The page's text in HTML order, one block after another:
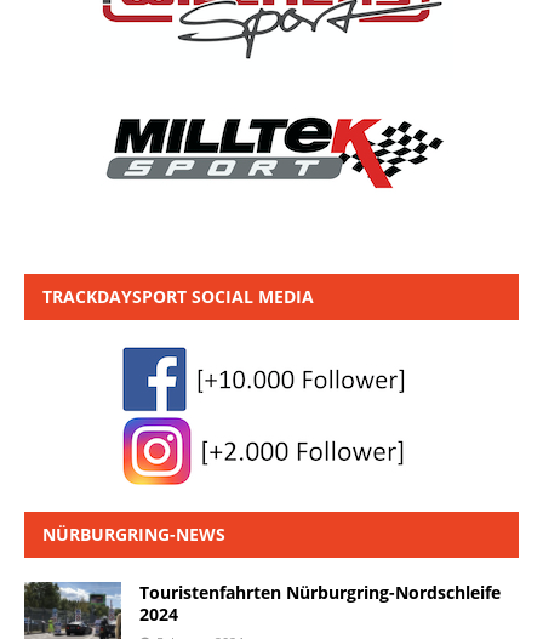
TRACKDAYSPORT SOCIAL MEDIA
NÜRBURGRING-NEWS
Touristenfahrten Nürburgring-Nordschleife
2024